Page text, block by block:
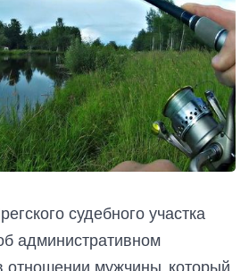
судебного участка
административном
отношении мужчины, который